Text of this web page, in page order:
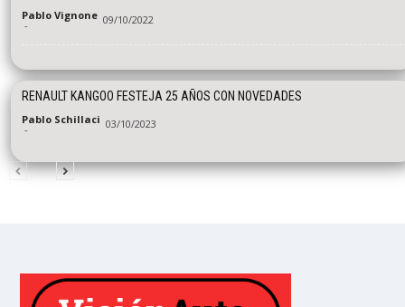
Pablo Vignone
- 09/10/2022
RENAULT KANGOO FESTEJA 25 AÑOS CON NOVEDADES
Pablo Schillaci
- 03/10/2023